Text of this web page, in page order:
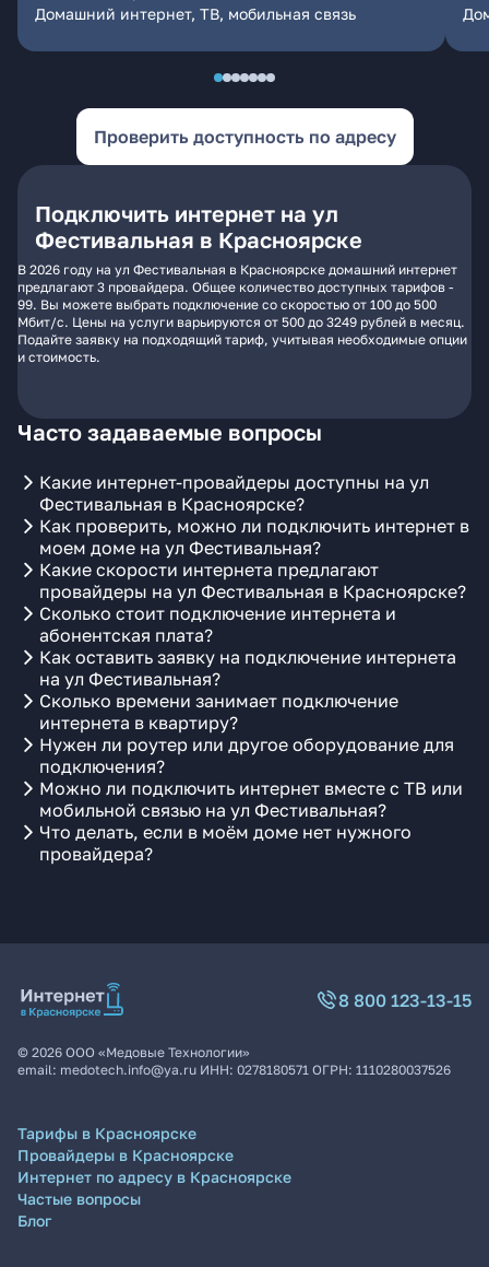
Домашний интернет, ТВ, мобильная связь
Проверить доступность по адресу
Подключить интернет на ул
Фестивальная в Красноярске
В 2026 году на ул Фестивальная в Красноярске домашний интернет
предлагают 3 провайдера. Общее количество доступных тарифов -
99. Вы можете выбрать подключение со скоростью от 100 до 500
Мбит/с. Цены на услуги варьируются от 500 до 3249 рублей в месяц.
Подайте заявку на подходящий тариф, учитывая необходимые опции
и стоимость.
Часто задаваемые вопросы
Какие интернет-провайдеры доступны на ул
Фестивальная в Красноярске?
Как проверить, можно ли подключить интернет в
моем доме на ул Фестивальная?
Какие скорости интернета предлагают
провайдеры на ул Фестивальная в Красноярске?
Сколько стоит подключение интернета и
абонентская плата?
Как оставить заявку на подключение интернета
на ул Фестивальная?
Сколько времени занимает подключение
интернета в квартиру?
Нужен ли роутер или другое оборудование для
подключения?
Можно ли подключить интернет вместе с ТВ или
мобильной связью на ул Фестивальная?
Что делать, если в моём доме нет нужного
провайдера?
8 800 123-13-15
© 2026 ООО «Медовые Технологии»
email: medotech.info@ya.ru ИНН: 0278180571 ОГРН: 1110280037526
Тарифы в Красноярске
Провайдеры в Красноярске
Интернет по адресу в Красноярске
Частые вопросы
Блог